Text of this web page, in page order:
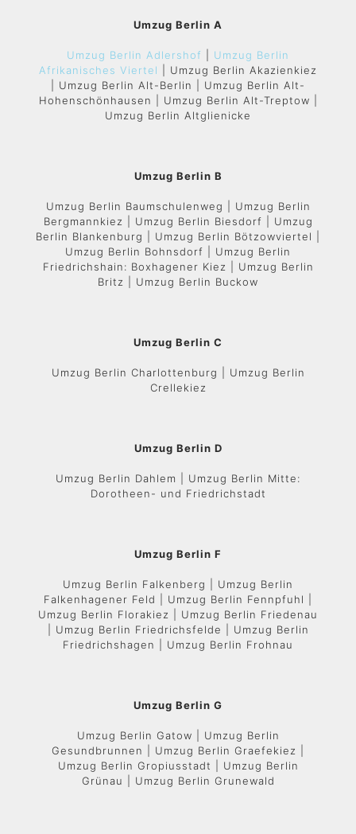
Umzug Berlin A
Umzug Berlin Adlershof
Umzug Berlin
Afrikanisches Viertel
| Umzug Berlin Akazienkiez
| Umzug Berlin Alt-Berlin | Umzug Berlin Alt-
Hohenschönhausen | Umzug Berlin Alt-Treptow |
Umzug Berlin Altglienicke
Umzug Berlin B
Umzug Berlin Baumschulenweg | Umzug Berlin
Bergmannkiez | Umzug Berlin Biesdorf | Umzug
Berlin Blankenburg | Umzug Berlin Bötzowviertel |
Umzug Berlin Bohnsdorf | Umzug Berlin
Friedrichshain: Boxhagener Kiez | Umzug Berlin
Britz | Umzug Berlin Buckow
Umzug Berlin C
Umzug Berlin Charlottenburg | Umzug Berlin
Crellekiez
Umzug Berlin D
Umzug Berlin Dahlem | Umzug Berlin Mitte:
Dorotheen- und Friedrichstadt
Umzug Berlin F
Umzug Berlin Falkenberg | Umzug Berlin
Falkenhagener Feld | Umzug Berlin Fennpfuhl |
Umzug Berlin Florakiez | Umzug Berlin Friedenau
| Umzug Berlin Friedrichsfelde | Umzug Berlin
Friedrichshagen | Umzug Berlin Frohnau
Umzug Berlin G
Umzug Berlin Gatow | Umzug Berlin
Gesundbrunnen | Umzug Berlin Graefekiez |
Umzug Berlin Gropiusstadt | Umzug Berlin
Grünau | Umzug Berlin Grunewald